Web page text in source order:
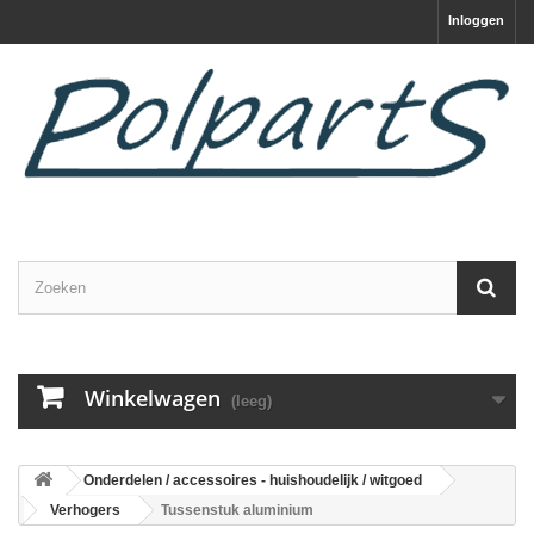
Inloggen
Winkelwagen (leeg)
Onderdelen / accessoires - huishoudelijk / witgoed
Verhogers
Tussenstuk aluminium